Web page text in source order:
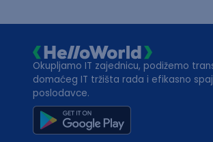
Okupljamo IT zajednicu, podižemo
domaćeg IT tržišta rada i efikasno
poslodavce.